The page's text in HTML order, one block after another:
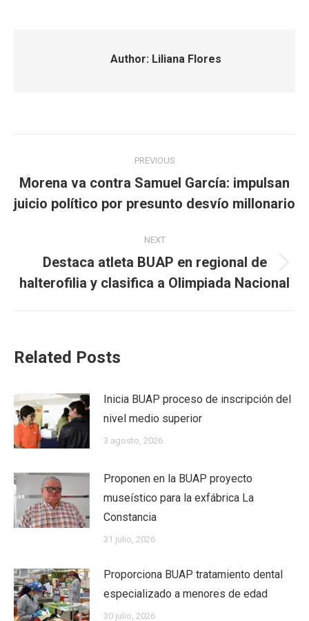
Author: Liliana Flores
navigation
PREVIOUS
Previous
post:
Morena va contra Samuel García: impulsan
juicio político por presunto desvío millonario
NEXT
Next
post:
Destaca atleta BUAP en regional de
halterofilia y clasifica a Olimpiada Nacional
Related Posts
Inicia BUAP proceso de inscripción del
nivel medio superior
3 agosto, 2026
Proponen en la BUAP proyecto
museístico para la exfábrica La
Constancia
31 julio, 2026
Proporciona BUAP tratamiento dental
especializado a menores de edad
30 julio, 2026